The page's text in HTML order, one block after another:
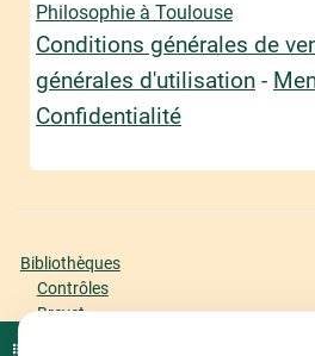
Ouvrir l'index du cours
Philosophie à Toulouse
Conditions générales de
générales d'utilisation-
Confidentialité
Bibliothèques
Contrôles
Brevet